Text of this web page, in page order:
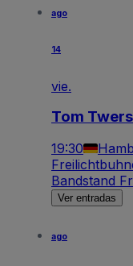
ago
14
vie.
Tom
19:30
Bandstand
Ver entradas
ago